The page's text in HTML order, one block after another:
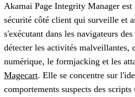
Akamai Page Integrity Manager est
sécurité côté client qui surveille et
s'exécutant dans les navigateurs
détecter les activités malveillantes,
numérique, le formjacking et les
Magecart. Elle se concentre sur
comportements suspects des